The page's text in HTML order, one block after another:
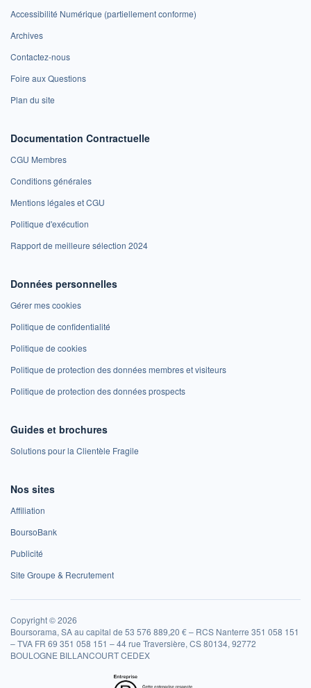
Accessibilité Numérique (partiellement conforme)
Archives
Contactez-nous
Foire aux Questions
Plan du site
Documentation Contractuelle
CGU Membres
Conditions générales
Mentions légales et CGU
Politique d'exécution
Rapport de meilleure sélection 2024
Données personnelles
Gérer mes cookies
Politique de confidentialité
Politique de cookies
Politique de protection des données membres et visiteurs
Politique de protection des données prospects
Guides et brochures
Solutions pour la Clientèle Fragile
Nos sites
Affiliation
BoursoBank
Publicité
Site Groupe & Recrutement
Copyright © 2026
Boursorama, SA au capital de 53 576 889,20 € – RCS Nanterre 351 058 151
– TVA FR 69 351 058 151 – 44 rue Traversière, CS 80134, 92772
BOULOGNE BILLANCOURT CEDEX